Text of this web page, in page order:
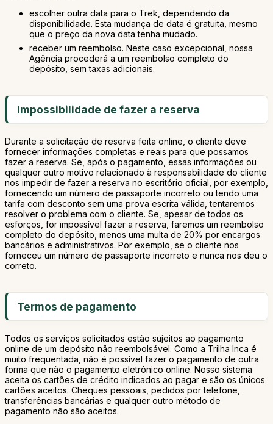
escolher outra data para o Trek, dependendo da
disponibilidade. Esta mudança de data é gratuita, mesmo
que o preço da nova data tenha mudado.
receber um reembolso. Neste caso excepcional, nossa
Agência procederá a um reembolso completo do
depósito, sem taxas adicionais.
Impossibilidade de fazer a reserva
Durante a solicitação de reserva feita online, o cliente deve
fornecer informações completas e reais para que possamos
fazer a reserva. Se, após o pagamento, essas informações ou
qualquer outro motivo relacionado à responsabilidade do cliente
nos impedir de fazer a reserva no escritório oficial, por exemplo,
fornecendo um número de passaporte incorreto ou tendo uma
tarifa com desconto sem uma prova escrita válida, tentaremos
resolver o problema com o cliente. Se, apesar de todos os
esforços, for impossível fazer a reserva, faremos um reembolso
completo do depósito, menos uma multa de 20% por encargos
bancários e administrativos. Por exemplo, se o cliente nos
forneceu um número de passaporte incorreto e nunca nos deu o
correto.
Termos de pagamento
Todos os serviços solicitados estão sujeitos ao pagamento
online de um depósito não reembolsável. Como a Trilha Inca é
muito frequentada, não é possível fazer o pagamento de outra
forma que não o pagamento eletrônico online. Nosso sistema
aceita os cartões de crédito indicados ao pagar e são os únicos
cartões aceitos. Cheques pessoais, pedidos por telefone,
transferências bancárias e qualquer outro método de
pagamento não são aceitos.